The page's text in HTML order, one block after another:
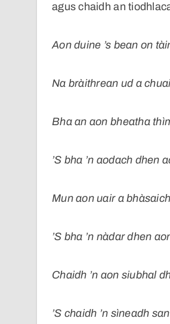
agus chaidh an
Aon duine ’s bean on
Na bràithrean ud a
Bha an aon bheatha
’S bha ’n aodach dhen
Mun aon uair a
’S bha ’n nàdar dhen
Chaidh ’n aon siubhal
’S chaidh ’n sìneadh